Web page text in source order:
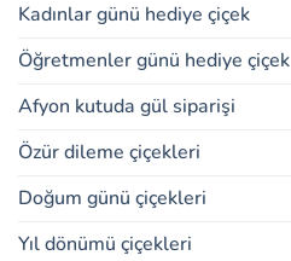
Kadınlar günü hediye çiçek
Öğretmenler günü hediye çiçek
Afyon kutuda gül siparişi
Özür dileme çiçekleri
Doğum günü çiçekleri
Yıl dönümü çiçekleri